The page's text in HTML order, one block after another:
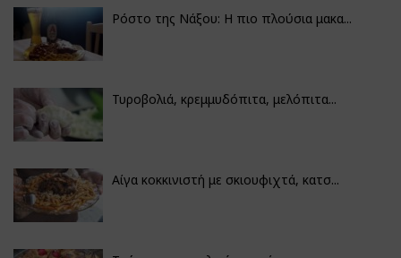
Ρόστο της Νάξου: Η πιο πλούσια μακα...
Τυροβολιά, κρεμμυδόπιτα, μελόπιτα...
Αίγα κοκκινιστή με σκιουφιχτά, κατσ...